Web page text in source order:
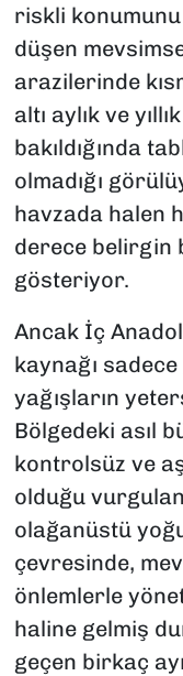
riskli
düşen
arazilerinde
altı aylık ve
bakıldığında
olmadığı
havzada halen
derece belirgin
gösteriyor.
Ancak İç
kaynağı
yağışların
Bölgedeki asıl
kontrolsüz ve
olduğu
olağanüstü
çevresinde,
önlemlerle
haline gelmiş
geçen birkaç